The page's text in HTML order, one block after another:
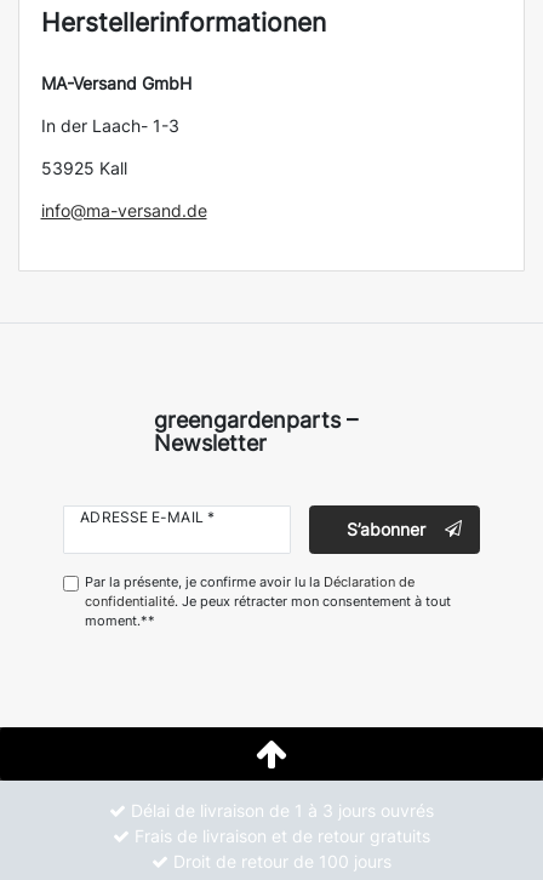
Herstellerinformationen
MA-Versand GmbH
In der Laach- 1-3
53925 Kall
info@ma-versand.de
greengardenparts –
Newsletter
ADRESSE E-MAIL *
S’abonner
Par la présente, je confirme avoir lu la Déclaration de
confidentialité. Je peux rétracter mon consentement à tout
moment.**
Délai de livraison de 1 à 3 jours ouvrés
Frais de livraison et de retour gratuits
Droit de retour de 100 jours